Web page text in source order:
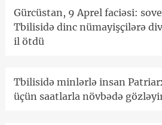
Gürcüstan, 9 Aprel faciəsi:
Tbilisidə dinc nümayişçilərə
il ötdü
Tbilisidə minlərlə insan
üçün saatlarla növbədə